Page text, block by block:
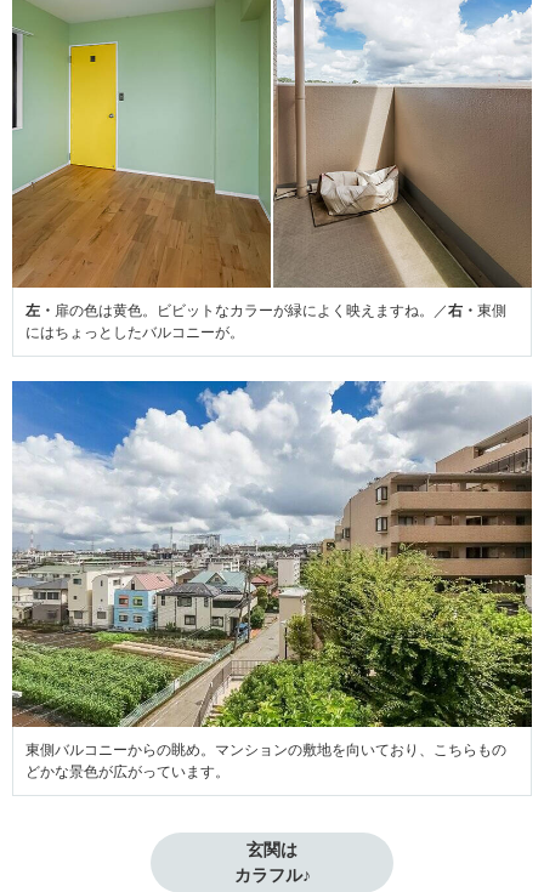
左・ 扉の色は黄色。ビビットなカラーが緑によく映えますね。／右・ 東側
にはちょっとしたバルコニーが。
東側バルコニーからの眺め。マンションの敷地を向いており、こちらもの
どかな景色が広がっています。
玄関は
カラフル♪